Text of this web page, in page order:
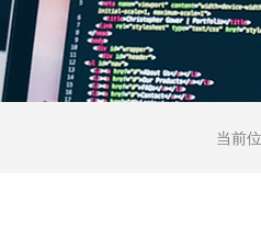
当前